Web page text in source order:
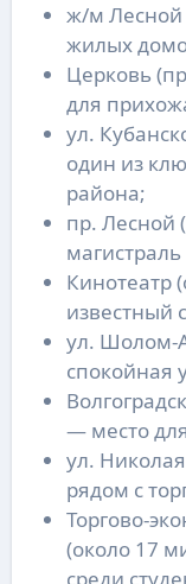
ж/м Лесной
жилых
Церковь
для
ул.
один из
района;
пр. Лесной
Кинотеатр
известный
ул. Шолом-
спокойная
— место
ул.
рядом с
Торгово-
(около 17